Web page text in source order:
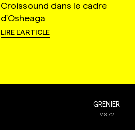
Croissound dans le cadre
d'Osheaga
LIRE L'ARTICLE
GRENIER
V8.7.2